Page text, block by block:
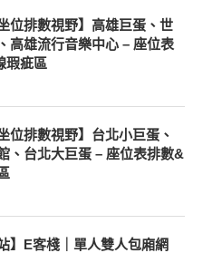
位排數視野】高雄巨蛋、世
高雄流行音樂中心 – 座位表
瑕疵區
位排數視野】台北小巨蛋、
、台北大巨蛋 – 座位表排數&
】E客棧｜單人雙人包廂網